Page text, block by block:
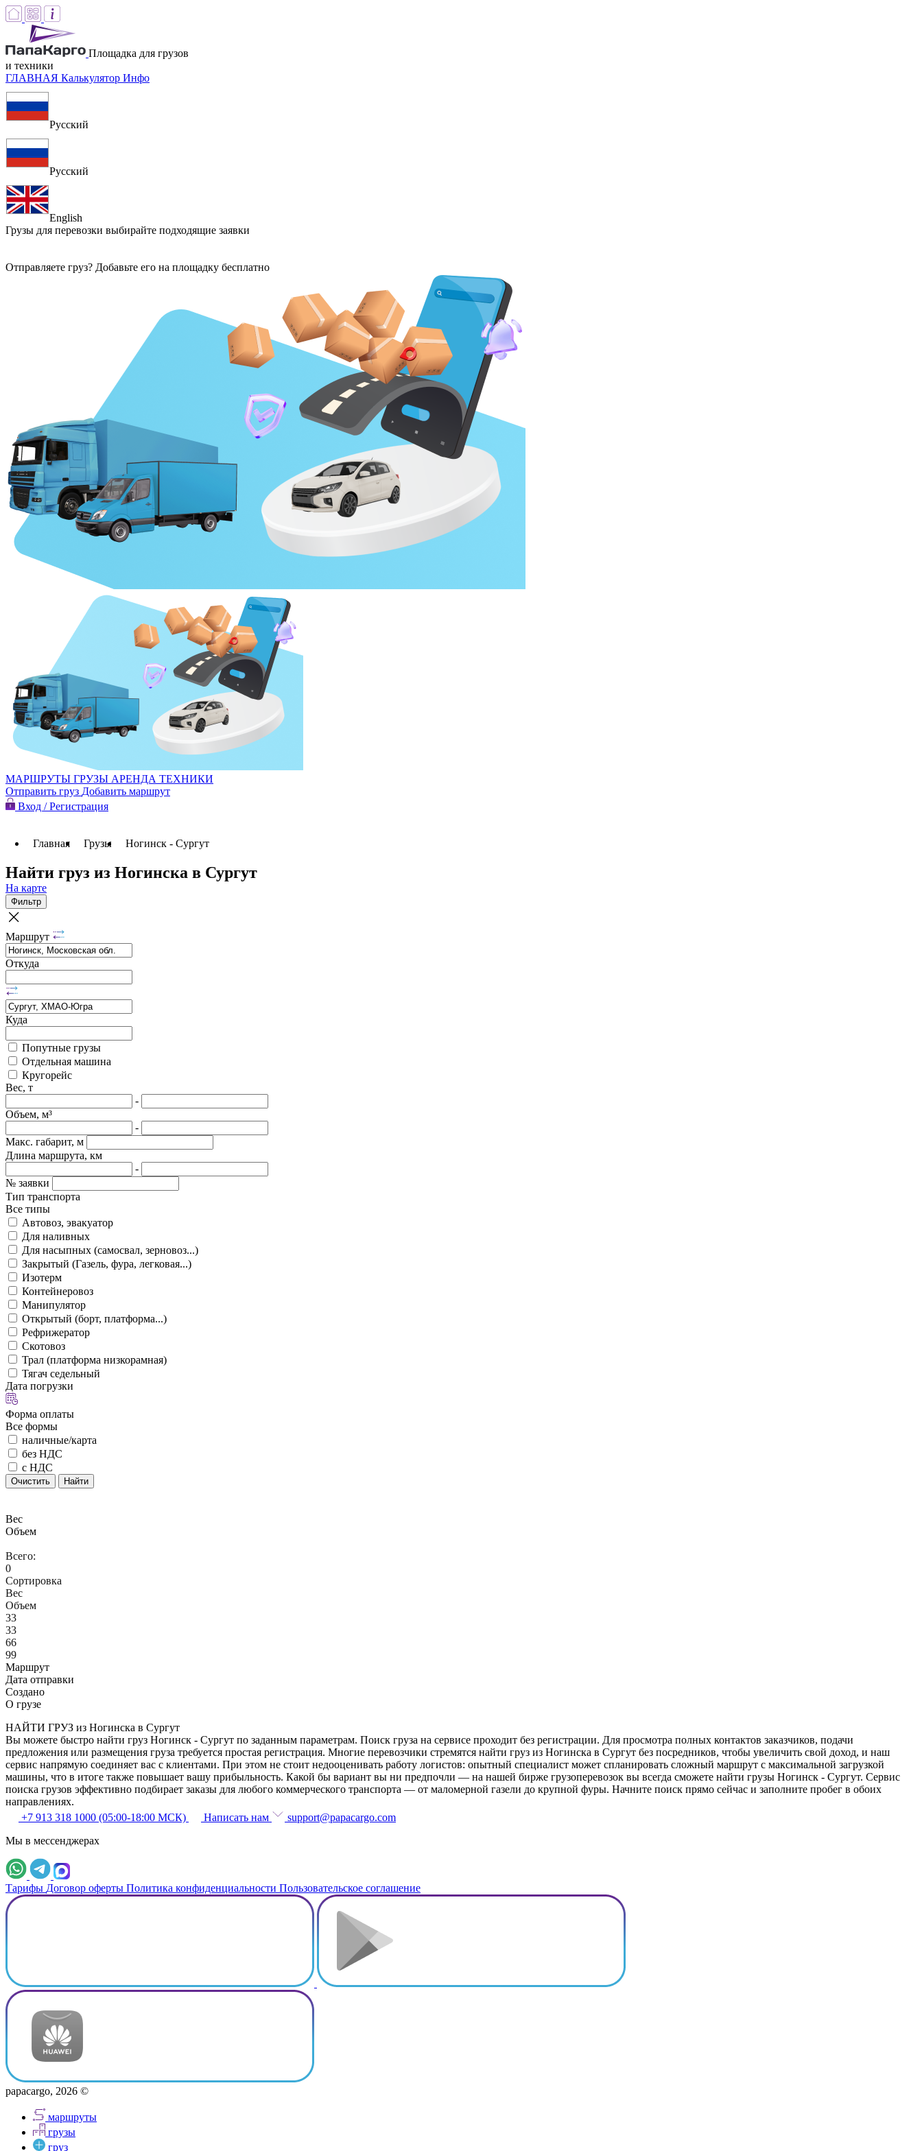
Площадка для грузов
и техники
ГЛАВНАЯ Калькулятор Инфо
Русский
Русский
English
Грузы для перевозки выбирайте подходящие заявки
Отправляете груз? Добавьте его на площадку бесплатно
МАРШРУТЫ ГРУЗЫ АРЕНДА ТЕХНИКИ
Отправить груз Добавить маршрут
Вход / Регистрация
Главная Грузы Ногинск - Сургут
Найти груз из Ногинска в Сургут
На карте
Фильтр
Маршрут
Откуда
Куда
Попутные грузы
Отдельная машина
Кругорейс
Вес, т
-
Объем, м³
-
Макс. габарит, м
Длина маршрута, км
-
№ заявки
Тип транспорта
Все типы
Автовоз, эвакуатор
Для наливных
Для насыпных (самосвал, зерновоз...)
Закрытый (Газель, фура, легковая...)
Изотерм
Контейнеровоз
Манипулятор
Открытый (борт, платформа...)
Рефрижератор
Скотовоз
Трал (платформа низкорамная)
Тягач седельный
Дата погрузки
Форма оплаты
Все формы
наличные/карта
без НДС
с НДС
Очистить Найти
Вес
Объем
Всего:
0
Сортировка
Вес
Объем
33
33
66
99
Маршрут
Дата отправки
Создано
О грузе
НАЙТИ ГРУЗ из Ногинска в Сургут
Вы можете быстро найти груз Ногинск - Сургут по заданным параметрам. Поиск груза на сервисе проходит без регистрации. Для просмотра полных контактов заказчиков, подачи
предложения или размещения груза требуется простая регистрация. Многие перевозчики стремятся найти груз из Ногинска в Сургут без посредников, чтобы увеличить свой доход, и наш
сервис напрямую соединяет вас с клиентами. При этом не стоит недооценивать работу логистов: опытный специалист может спланировать сложный маршрут с максимальной загрузкой
машины, что в итоге также повышает вашу прибыльность. Какой бы вариант вы ни предпочли — на нашей бирже грузоперевозок вы всегда сможете найти грузы Ногинск - Сургут. Сервис
поиска грузов эффективно подбирает заказы для любого коммерческого транспорта — от маломерной газели до крупной фуры. Начните поиск прямо сейчас и заполните пробег в обоих
направлениях.
+7 913 318 1000 (05:00-18:00 МСК)
Написать нам
support@papacargo.com
Мы в мессенджерах
Тарифы Договор оферты Политика конфиденциальности Пользовательское соглашение
papacargo, 2026 ©
маршруты
грузы
груз